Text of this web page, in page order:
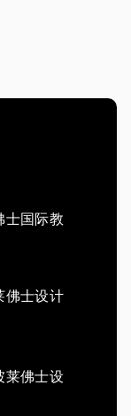
士国际教
佛士设计
莱佛士设